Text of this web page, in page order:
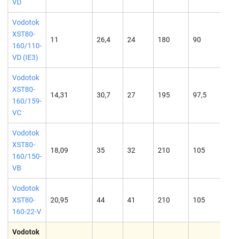
VD
Vodotok
XST80-
160/110-
VD (IE3)
11 26,4 24 180 90
Vodotok
XST80-
160/159-
VC
14,31 30,7 27 195 97,5
Vodotok
XST80-
160/150-
VB
18,09 35 32 210 105
Vodotok
XST80-
160-22-V
20,95 44 41 210 105
Vodotok